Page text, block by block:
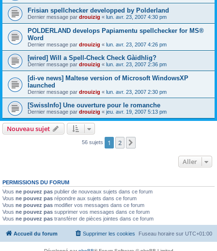
Frisian spellchecker developped by Polderland
Dernier message par drouizig « lun. avr. 23, 2007 4:30 pm
POLDERLAND develops Papiamentu spellchecker for MS®
Word
Dernier message par drouizig « lun. avr. 23, 2007 4:26 pm
[wired] Will a Spell-Check Check Gàidhlig?
Dernier message par drouizig « lun. avr. 23, 2007 2:36 pm
[di-ve news] Maltese version of Microsoft WindowsXP
launched
Dernier message par drouizig « lun. avr. 23, 2007 2:30 pm
[SwissInfo] Une ouverture pour le romanche
Dernier message par drouizig « jeu. avr. 19, 2007 5:13 pm
Nouveau sujet
56 sujets 1 2
Aller
PERMISSIONS DU FORUM
Vous ne pouvez pas publier de nouveaux sujets dans ce forum
Vous ne pouvez pas répondre aux sujets dans ce forum
Vous ne pouvez pas modifier vos messages dans ce forum
Vous ne pouvez pas supprimer vos messages dans ce forum
Vous ne pouvez pas transférer de pièces jointes dans ce forum
Accueil du forum Fuseau horaire sur UTC+01:00
Supprimer les cookies